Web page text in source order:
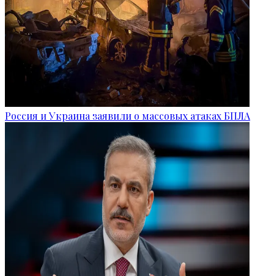
Россия и Украина заявили о массовых атаках БПЛА